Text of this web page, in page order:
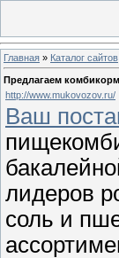
Главная » Каталог сайтов
Предлагаем
http://www.mukovozov.ru/
Ваш
лидеров
соль и